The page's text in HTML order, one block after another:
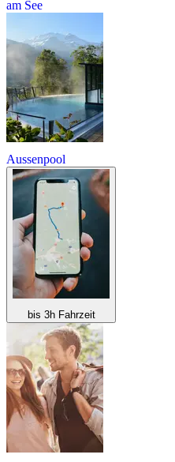
am See
Aussenpool
bis 3h Fahrzeit